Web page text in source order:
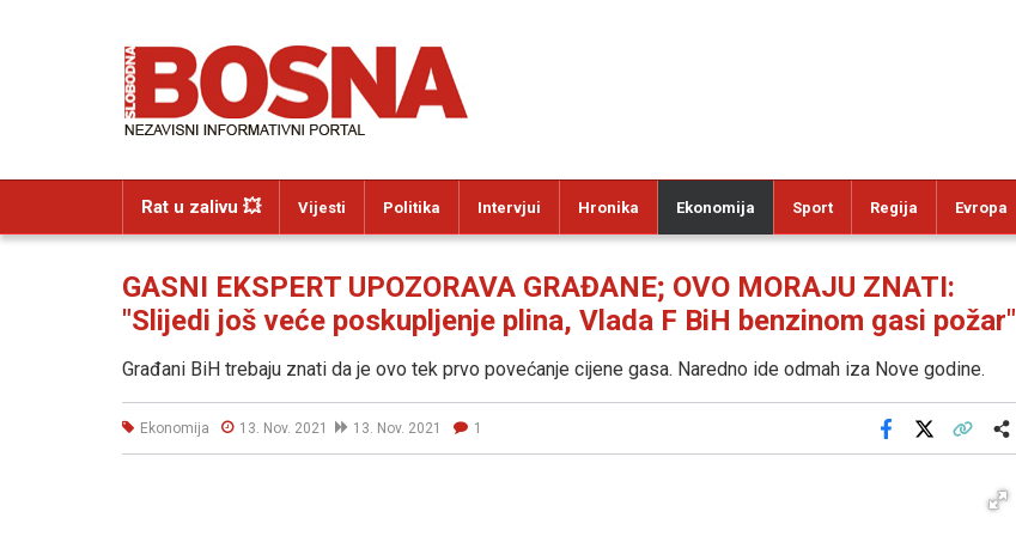
Rat u zalivu 💥 Vijesti Politika Intervjui Hronika Ekonomija Sport Regija Evropa
GASNI EKSPERT UPOZORAVA GRAĐANE; OVO MORAJU ZNATI:
"Slijedi još veće poskupljenje plina, Vlada F BiH benzinom gasi požar"
Građani BiH trebaju znati da je ovo tek prvo povećanje cijene gasa. Naredno ide odmah iza Nove godine.
Ekonomija 13. Nov. 2021 13. Nov. 2021 1
Facebook